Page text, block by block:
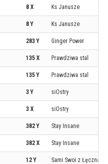
8 X Ks Janusze
8 Y Ks Janusze
283 Y Ginger Power
135 X Prawdziwa stal
135 Y Prawdziwa stal
3 Y siOstry
3 X siOstry
382 Y Stay Insane
382 X Stay Insane
12 Y Sami Swoi z Łęczna